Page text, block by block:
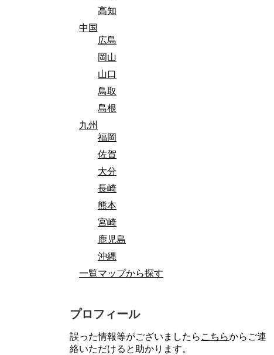
高知
中国
広島
岡山
山口
鳥取
島根
九州
福岡
佐賀
大分
長崎
熊本
宮崎
鹿児島
沖縄
一覧マップから探す
プロフィール
誤った情報等がございましたら こちらからご連
絡いただけると助かります。